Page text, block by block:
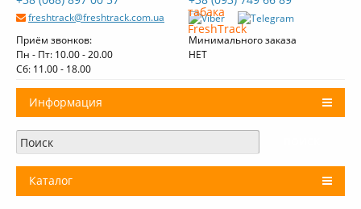
freshtrack@freshtrack.com.ua
Приём звонков:
Пн - Пт: 10.00 - 20.00
Cб: 11.00 - 18.00
Минимального заказа
НЕТ
Информация
О нас
Доставка и оплата
Каталог